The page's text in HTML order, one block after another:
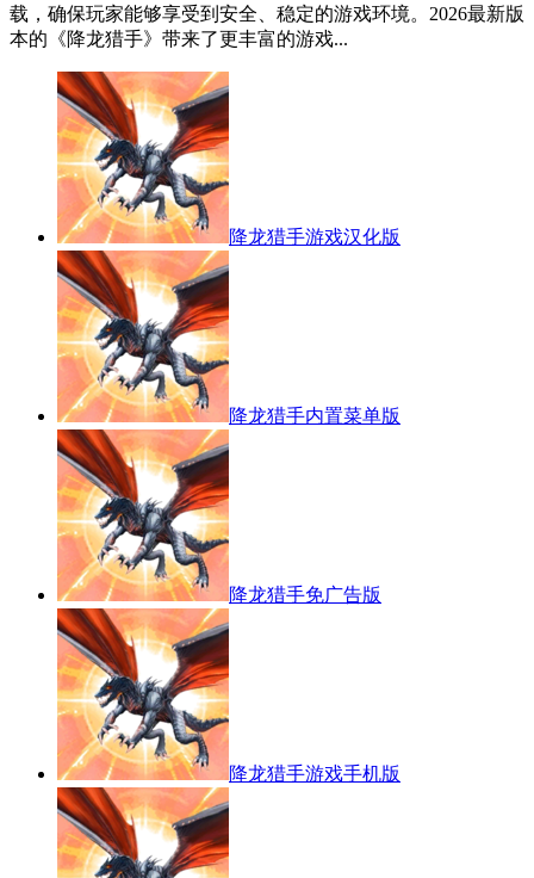
载，确保玩家能够享受到安全、稳定的游戏环境。2026最新版
本的《降龙猎手》带来了更丰富的游戏...
降龙猎手游戏汉化版
降龙猎手内置菜单版
降龙猎手免广告版
降龙猎手游戏手机版